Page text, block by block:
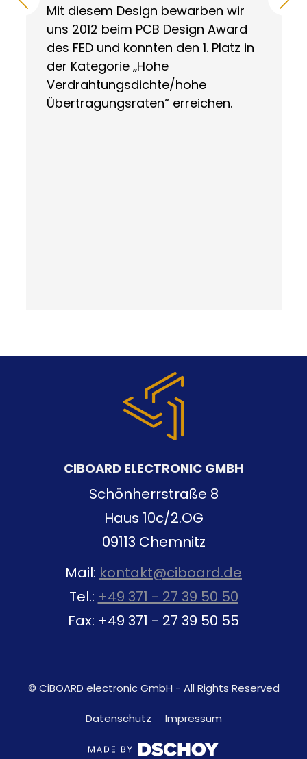
Mit diesem Design bewarben wir
uns 2012 beim PCB Design Award
des FED und konnten den 1. Platz in
der Kategorie „Hohe
Verdrahtungsdichte/hohe
Übertragungsraten“ erreichen.
CIBOARD ELECTRONIC GMBH
Schönherrstraße 8
Haus 10c/2.OG
09113 Chemnitz
Mail: kontakt@ciboard.de
Tel.: +49 371 - 27 39 50 50
Fax: +49 371 - 27 39 50 55
© CiBOARD electronic GmbH - All Rights Reserved
Datenschutz Impressum